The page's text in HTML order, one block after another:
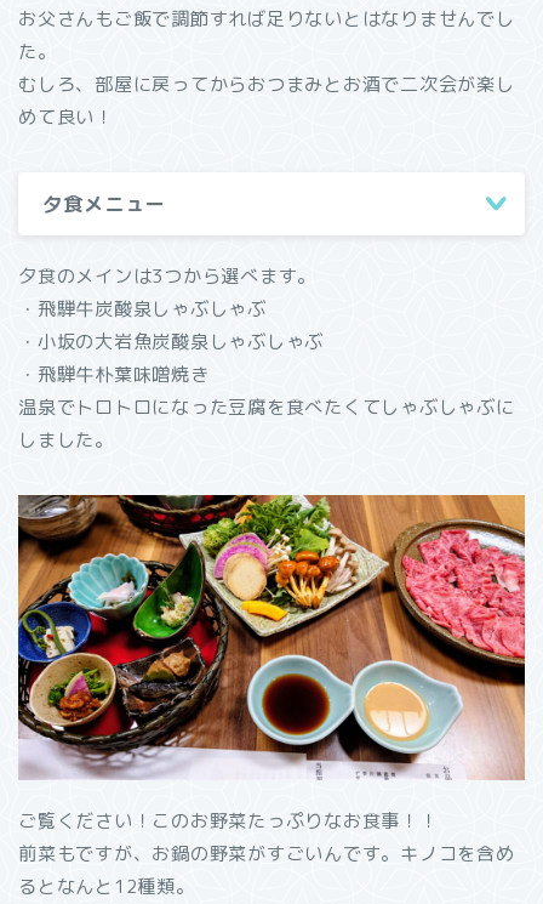
お父さんもご飯で調節すれば足りないとはなりませんでし
た。
むしろ、部屋に戻ってからおつまみとお酒で二次会が楽し
めて良い！
夕食メニュー
夕食のメインは3つから選べます。
・飛騨牛炭酸泉しゃぶしゃぶ
・小坂の大岩魚炭酸泉しゃぶしゃぶ
・飛騨牛朴葉味噌焼き
温泉でトロトロになった豆腐を食べたくてしゃぶしゃぶに
しました。
ご覧ください！このお野菜たっぷりなお食事！！
前菜もですが、お鍋の野菜がすごいんです。キノコを含め
るとなんと12種類。